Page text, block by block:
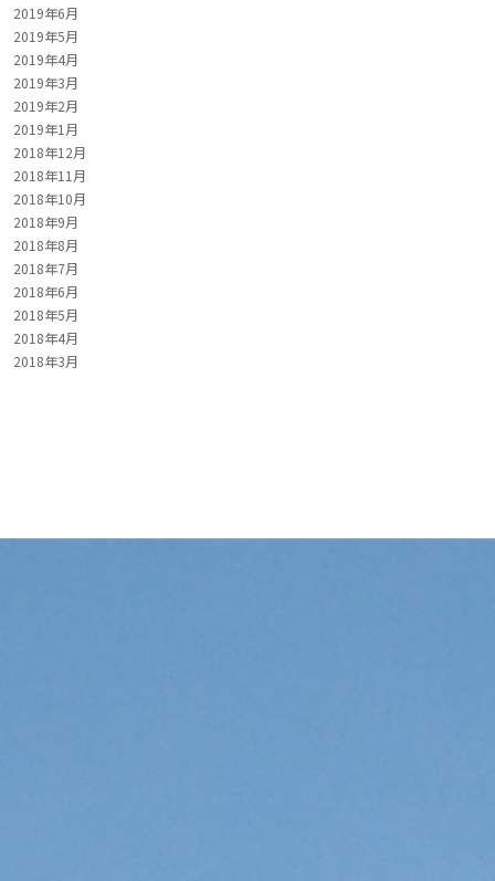
2019年6月
2019年5月
2019年4月
2019年3月
2019年2月
2019年1月
2018年12月
2018年11月
2018年10月
2018年9月
2018年8月
2018年7月
2018年6月
2018年5月
2018年4月
2018年3月